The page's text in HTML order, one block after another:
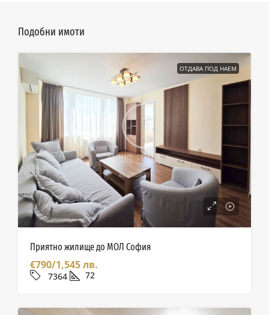
Подобни имоти
ОТДАВА ПОД НАЕМ
Приятно жилище до МОЛ София
€790/1,545 лв.
7364 72